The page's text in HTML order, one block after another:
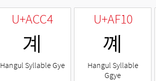
U+ACC4
계
Hangul Syllable Gye
U+AF10
꼐
Hangul Syllable
Ggye